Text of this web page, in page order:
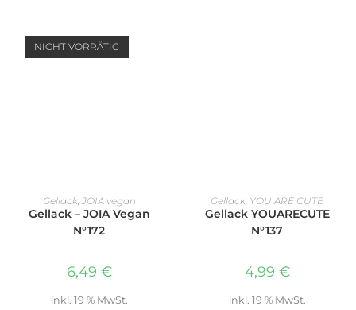
NICHT VORRÄTIG
WEITERLESEN
Gellack, JOIA vegan
Gellack – JOIA Vegan
N°172
6,49 €
inkl. 19 % MwSt.
IN DEN WARENKORB
Gellack YOU ARE CUTE
Gellack YOUARECUTE
N°137
4,99 €
inkl. 19 % MwSt.